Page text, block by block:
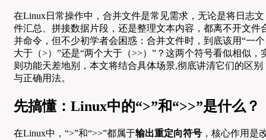
在Linux日常操作中，合并文件是常见需求，无论是将日志文
件汇总、拼接数据片段，还是整理文本内容，都离不开文件
并命令，但不少初学者会困惑：合并文件时，到底该用“一个
大于（>）”还是“两个大于（>>）”？这两个符号看似相似，
则功能天差地别，本文将结合具体场景,彻底讲清它们的区别
与正确用法。
先搞懂：Linux中的“>”和“>>”是什么？
在Linux中，“>”和“>>”都属于输出重定向符号 ，核心作用是